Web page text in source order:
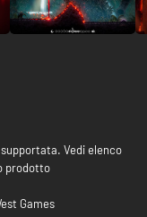
Vedi elenco
prodotto
Games